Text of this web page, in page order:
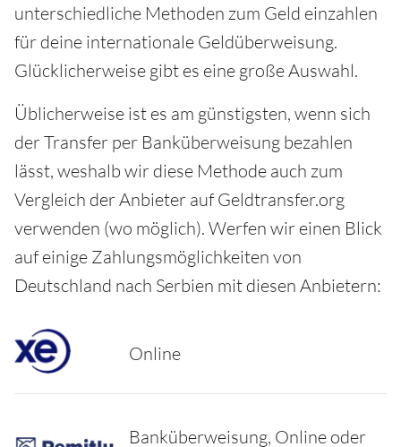
unterschiedliche Methoden zum Geld einzahlen
für deine internationale Geldüberweisung.
Glücklicherweise gibt es eine große Auswahl.
Üblicherweise ist es am günstigsten, wenn sich
der Transfer per Banküberweisung bezahlen
lässt, weshalb wir diese Methode auch zum
Vergleich der Anbieter auf Geldtransfer.org
verwenden (wo möglich). Werfen wir einen Blick
auf einige Zahlungsmöglichkeiten von
Deutschland nach Serbien mit diesen Anbietern:
Online
Banküberweisung, Online oder